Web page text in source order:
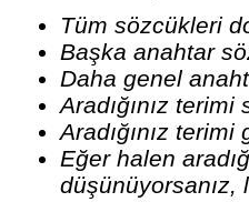
Tüm sözcükleri
Başka anahtar
Daha genel
Aradığınız
Aradığınız
Eğer halen
düşünüyorsanız,